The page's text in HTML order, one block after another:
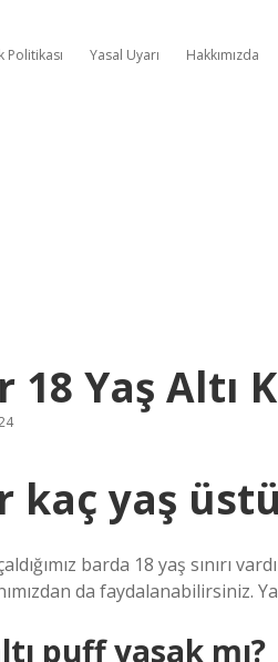
Politikası Yasal Uyarı Hakkımızda
18 Yaş Altı
kaç yaş
barda 18 yaş sınırı
da faydalanabilirsiniz.
puff yasak mı?